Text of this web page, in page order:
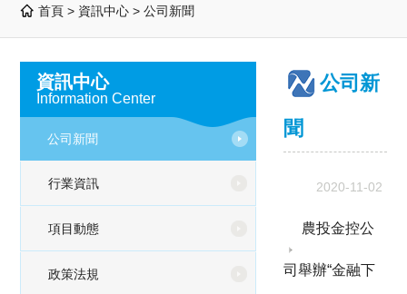
首頁 > 資訊中心 >公司新聞
資訊中心
Information Center
公司新聞
行業資訊
項目動態
政策法規
公司新
聞
2020-11-02
農投金控公
司舉辦“金融下